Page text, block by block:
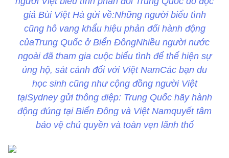
giả Bùi Việt Hà gửi về:Những người biểu tình
cũng hô vang khẩu hiệu phản đối hành động
củaTrung Quốc ở Biển ĐôngNhiều người nước
ngoài đã tham gia cuộc biểu tình để thể hiện sự
ủng hộ, sát cánh đối với Việt NamCác bạn du
học sinh cũng như cộng đồng người Việt
tạiSydney gửi thông điệp: Trung Quốc hãy hành
động đúng tại Biển Đông và Việt Namquyết tâm
bảo vệ chủ quyền và toàn vẹn lãnh thổ